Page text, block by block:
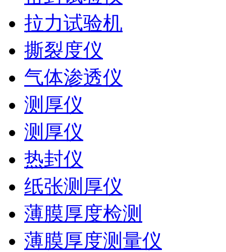
拉力试验机
撕裂度仪
气体渗透仪
测厚仪
测厚仪
热封仪
纸张测厚仪
薄膜厚度检测
薄膜厚度测量仪